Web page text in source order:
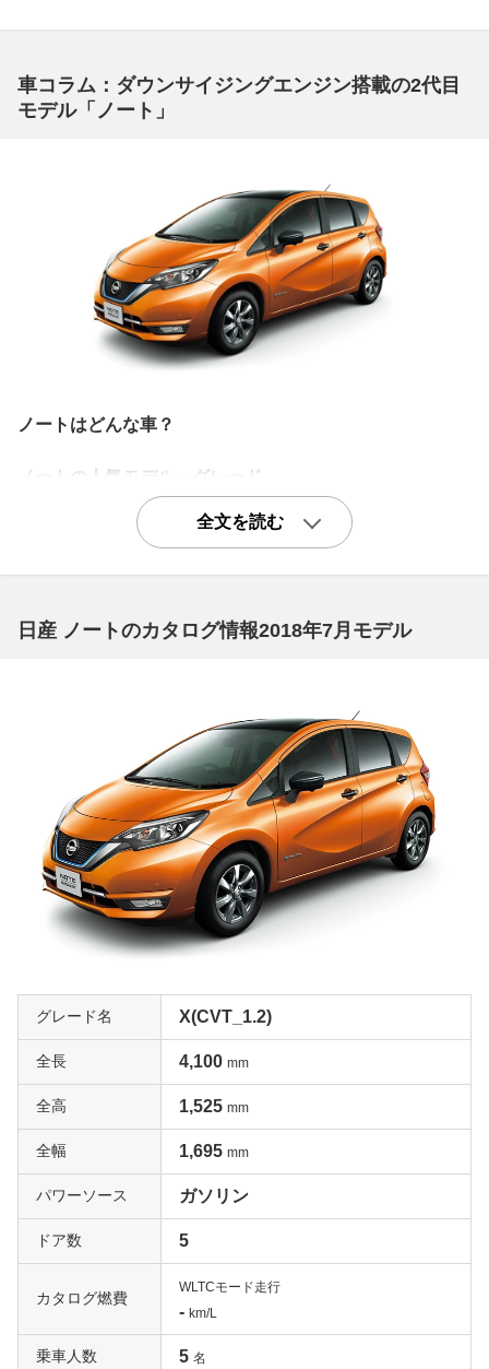
車コラム：ダウンサイジングエンジン搭載の2代目
モデル「ノート」
ノートはどんな車？
ノートの人気モデル・グレード
普及グレードながら基本装備は充実のひとこと「X」
商用需要も見込まれる廉価グレードSを除き、事実上のベ
ーシックグレードと言えるX。エアコンがマニュアル式と
れ以外はひとつ上のX DIG-Sと変わらない装備を持ちま
逸脱防止支援システム）やナビ取付けパッケージもオプシ
ョン設定されています。上位グレードに対して装備の差が
小さいXなので、一括査定での高額評価は間違いないでし
内外装を専用品で仕立てたスポーティモデル「NISMO」
スーパーチャージャー付き直噴ミラーサイクルエンジン搭
載のX DIG-Sをベースに誕生したのがNISMOです。外装で
はスモールランプ連動LEDデイライトやリヤフォグラン
プ、前後バンパーにフロントグリル、サイドステップ、リ
専用品となります。また、テールエンド径φ85の専用マフ
ラーやチューニングコンピューターによってエンジンレス
ポンスを改善。さらに、補強されたボディには専用セッテ
ィングを施したサスペンションが組み合わされます。内外
装だけでなく走りもスポーティなスペシャルモデルなの
で、一括査定でも高く評価されるでしょう。
専用ブルーのボディ&エンブレム色がポイント「AUTEC
H」
デザインや質感に、より上質でスポーティな装いを求める
ユーザーに向けたプレミアムスポーティブランド。クラフ
トマンシップにあふれるオーテックジャパンが手がけた1
台がAUTECHです。このモデルは、フロントグリルやメ
タル調フィニッシュが施された前後バンパーとウインカー
全文を読む
日産 ノートのカタログ情報2018年7月モデル
グレード名 X(CVT_1.2)
全長 4,100 mm
全高 1,525 mm
全幅 1,695 mm
パワーソース ガソリン
ドア数 5
カタログ燃費
WLTCモード走行
- km/L
乗車人数 5 名